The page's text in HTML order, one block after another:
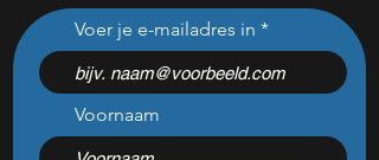
Adyen krijgt sterk
verkoopsignaal, maar
analisten zien juist een
koopkans
Voer je e-mailadres in
Voornaam